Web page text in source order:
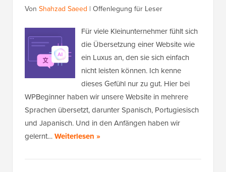
Von Shahzad Saeed | Offenlegung für Leser
Für viele Kleinunternehmer fühlt sich
die Übersetzung einer Website wie
ein Luxus an, den sie sich einfach
nicht leisten können. Ich kenne
dieses Gefühl nur zu gut. Hier bei
WPBeginner haben wir unsere Website in mehrere
Sprachen übersetzt, darunter Spanisch, Portugiesisch
und Japanisch. Und in den Anfängen haben wir
gelernt…Weiterlesen »